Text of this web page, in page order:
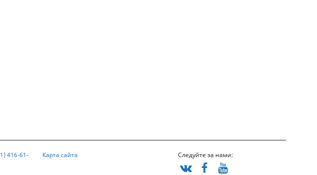
416-61-
Карта сайта Следуйте за нами: